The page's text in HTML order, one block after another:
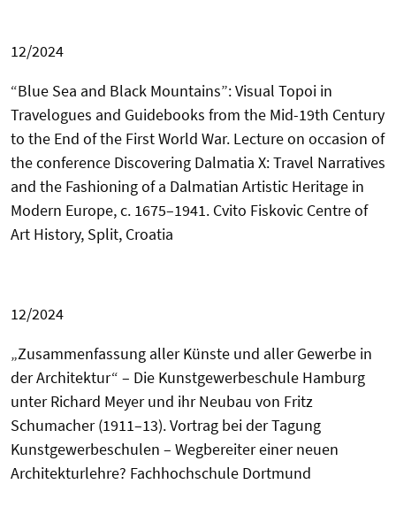
12/2024
“Blue Sea and Black Mountains”: Visual Topoi in
Travelogues and Guidebooks from the Mid-19th Century
to the End of the First World War. Lecture on occasion of
the conference Discovering Dalmatia X: Travel Narratives
and the Fashioning of a Dalmatian Artistic Heritage in
Modern Europe, c. 1675–1941. Cvito Fiskovic Centre of
Art History, Split, Croatia
12/2024
„Zusammenfassung aller Künste und aller Gewerbe in
der Architektur“ – Die Kunstgewerbeschule Hamburg
unter Richard Meyer und ihr Neubau von Fritz
Schumacher (1911–13). Vortrag bei der Tagung
Kunstgewerbeschulen – Wegbereiter einer neuen
Architekturlehre? Fachhochschule Dortmund